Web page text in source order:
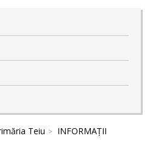
Teiu INFORMAȚII